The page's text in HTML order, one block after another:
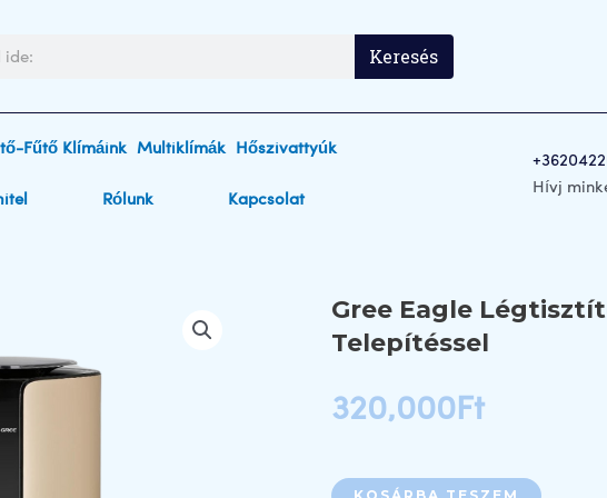
Keresés
Fűtő Klímáink Multiklímák Hőszivattyúk
Rólunk Kapcsolat
Hívj
Gree Eagle
Telepítéssel
320,000Ft
KOSÁRBA TESZEM